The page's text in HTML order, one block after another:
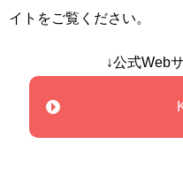
イトをご覧ください。
↓公式Web